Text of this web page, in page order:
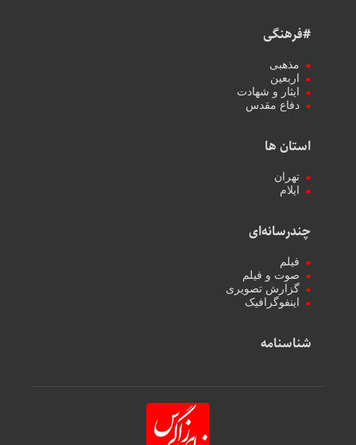
#فرهنگی
مذهبی
اربعین
ایثار و شهادت
دفاع مقدس
استان ها
تهران
ایلام
چندرسانه‌ای
فیلم
صوت و فیلم
گزارش تصویری
اینفوگرافیک
شناسنامه